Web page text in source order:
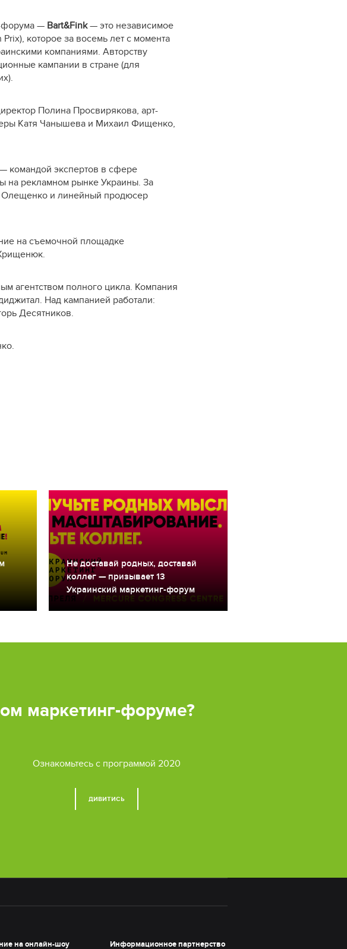
форума — Bart&Fink— это независимое
которое за восемь лет с момента
компаниями. Авторству
кампании в стране (для
Полина Просвирякова, арт-
Катя Чанышева и Михаил Фищенко,
командой экспертов в сфере
на рекламном рынке Украины. За
Олещенко и линейный продюсер
на съемочной площадке
агентством полного цикла. Компания
Над кампанией работали:
Десятников.
Не доставай родных, доставай
коллег — призывает 13
Украинский маркетинг-форум
маркетинг-форуме?
Ознакомьтесь с программой 2020
ДИВИТИСЬ
на онлайн-шоу Информационное партнерство